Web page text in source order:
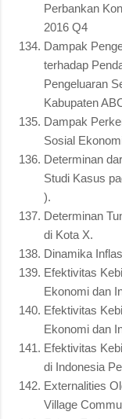
Perbankan
2016 Q4
Dampak
terhadap
Pengeluaran
Kabupaten
Dampak
Sosial
Determinan
Studi Kasus
).
Determinan
di Kota X.
Dinamika
Efektivitas
Ekonomi dan
Efektivitas
Ekonomi dan
Efektivitas
di Indonesia
Externalities
Village